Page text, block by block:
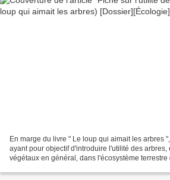
En marge du livre " Le loup qui aimait les arbres
ayant pour objectif d'introduire l'utilité des arbres,
végétaux en général, dans l'écosystème